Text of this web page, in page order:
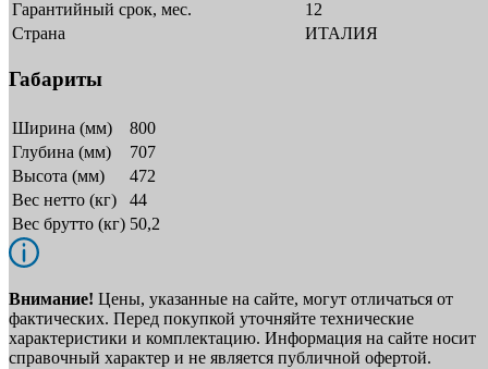
Гарантийный срок, мес.
12
Страна
ИТАЛИЯ
Габариты
Ширина (мм)
800
Глубина (мм)
707
Высота (мм)
472
Вес нетто (кг)
44
Вес брутто (кг) 50,2
Внимание! Цены, указанные на сайте, могут отличаться от
фактических. Перед покупкой уточняйте технические
характеристики и комплектацию. Информация на сайте носит
справочный характер и не является публичной офертой.